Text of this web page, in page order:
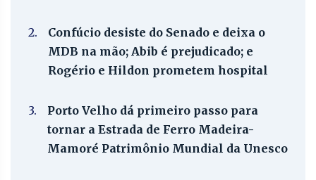
2.
Confúcio desiste do Senado e deixa o
MDB na mão; Abib é prejudicado; e
Rogério e Hildon prometem hospital
3.
Porto Velho dá primeiro passo para
tornar a Estrada de Ferro Madeira-
Mamoré Patrimônio Mundial da Unesco